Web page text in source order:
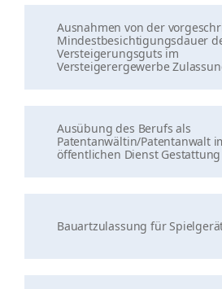
Ausnahmen von der
Mindestbesichtigungsdauer
Versteigerungsguts im
Versteigerergewerbe
Ausübung des Berufs als
Patentanwältin/Patentanwalt
öffentlichen Dienst Gestattung
Bauartzulassung für